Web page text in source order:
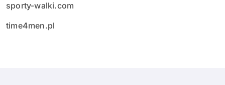
sporty-walki.com
time4men.pl